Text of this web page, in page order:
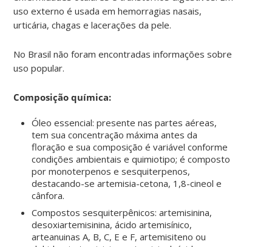
uso externo é usada em hemorragias nasais,
urticária, chagas e lacerações da pele.
No Brasil não foram encontradas informações sobre
uso popular.
Composição química:
Óleo essencial: presente nas partes aéreas,
tem sua concentração máxima antes da
floração e sua composição é variável conforme
condições ambientais e quimiotipo; é composto
por monoterpenos e sesquiterpenos,
destacando-se artemisia-cetona, 1,8-cineol e
cânfora.
Compostos sesquiterpênicos: artemisinina,
desoxiartemisinina, ácido artemisínico,
arteanuinas A, B, C, E e F, artemisiteno ou